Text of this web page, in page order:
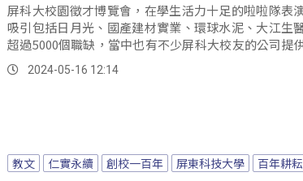
屏科大校園徵才博覽會，在學生活力十足的啦啦隊表
吸引包括日月光、國產建材實業、環球水泥、大江生
超過5000個職缺，當中也有不少屏科大校友的公司提
旅遊等，與學校相關專業的工作機會。
2024-05-16 12:14
教文 仁實永續 創校一百年 屏東科技大學 百年耕耘